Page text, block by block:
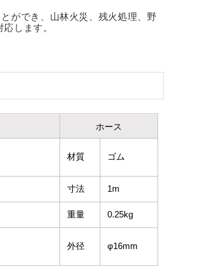
ができ、山林火災、残火処理、野
します。
ホース
材質 ゴム
寸法 1m
重量 0.25kg
外径 φ16mm